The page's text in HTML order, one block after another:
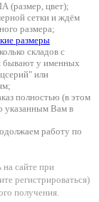
(размер, цвет);
сетки и ждём
размера;
размеры
складов с
бывают у именных
или
полностью (в этом
указанным Вам в
работу по
на сайте при
регистрироваться)
получения.